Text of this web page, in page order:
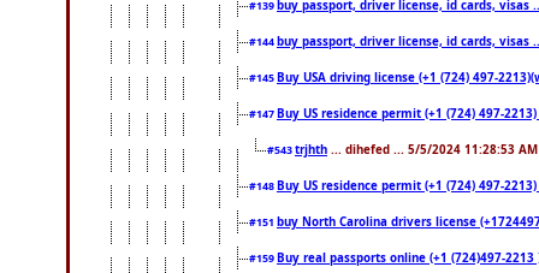
#139buy passport, driver license, id cards, visas
#144buy passport, driver license, id cards, visas
#145Buy USA driving license (+1 (724) 497-
#147Buy US residence permit (+1 (724) 497-
#543trjhth ... dihefed ... 5/5/2024 11:28:53 AM
#148Buy US residence permit (+1 (724) 497-
#151 buy North Carolina drivers license
#159Buy real passports online (+1 (724)497-